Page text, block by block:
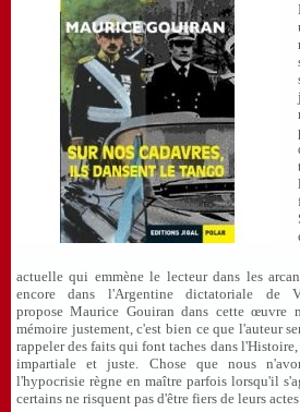
actuelle qui emmène le lecteur dans les
encore dans l'Argentine dictatoriale de
propose Maurice Gouiran dans cette œuvre
mémoire justement, c'est bien ce que l'auteur
rappeler des faits qui font taches dans
impartiale et juste. Chose que nous
l'hypocrisie règne en maître parfois lorsqu'il
certains ne risquent pas d'être fiers de leurs